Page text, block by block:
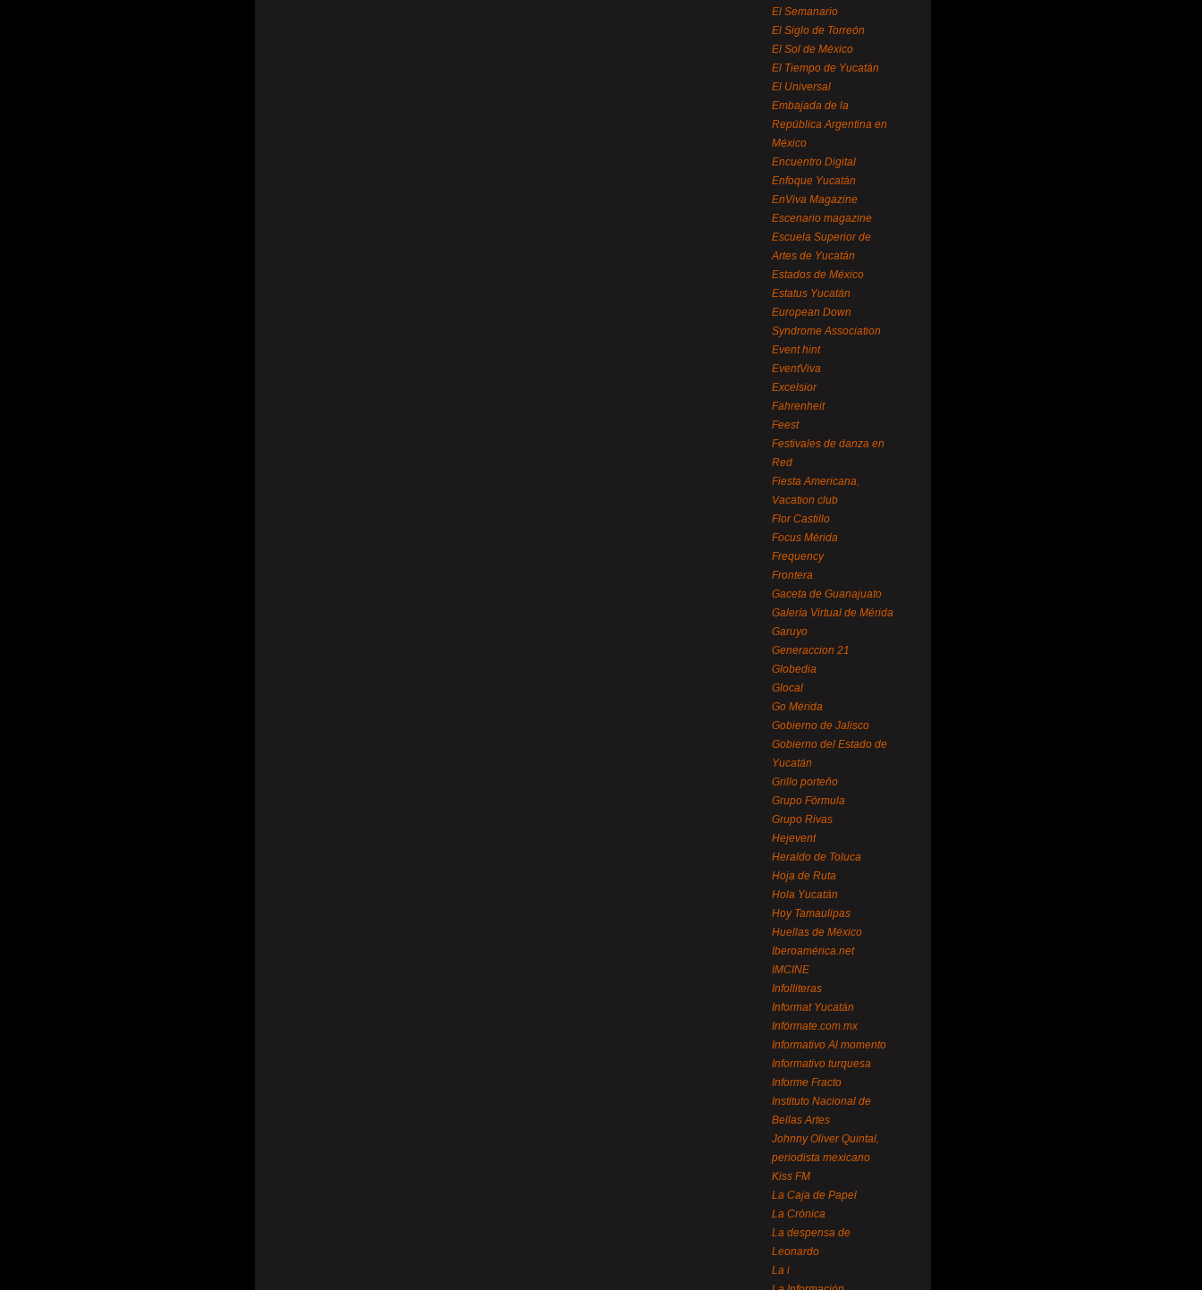
El Semanario
El Siglo de Torreón
El Sol de México
El Tiempo de Yucatán
El Universal
Embajada de la
República Argentina en
México
Encuentro Digital
Enfoque Yucatán
EnViva Magazine
Escenario magazine
Escuela Superior de
Artes de Yucatán
Estados de México
Estatus Yucatán
European Down
Syndrome Association
Event hint
EventViva
Excelsior
Fahrenheit
Feest
Festivales de danza en
Red
Fiesta Americana,
Vacation club
Flor Castillo
Focus Mérida
Frequency
Frontera
Gaceta de Guanajuato
Galería Virtual de Mérida
Garuyo
Generaccion 21
Globedia
Glocal
Go Mérida
Gobierno de Jalisco
Gobierno del Estado de
Yucatán
Grillo porteño
Grupo Fórmula
Grupo Rivas
Hejevent
Heraldo de Toluca
Hoja de Ruta
Hola Yucatán
Hoy Tamaulipas
Huellas de México
Iberoamérica.net
IMCINE
Infolliteras
Informat Yucatán
Infórmate.com.mx
Informativo Al momento
Informativo turquesa
Informe Fracto
Instituto Nacional de
Bellas Artes
Johnny Oliver Quintal,
periodista mexicano
Kiss FM
La Caja de Papel
La Crónica
La despensa de
Leonardo
La i